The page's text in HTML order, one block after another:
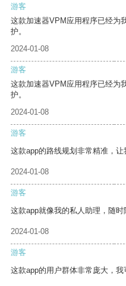
游客
这款加速器VPM应用程序已经为
护。
2024-01-08
游客
这款加速器VPM应用程序已经为
护。
2024-01-08
游客
这款app的路线规划非常精准，让
2024-01-08
游客
这款app就像我的私人助理，随时
2024-01-08
游客
这款app的用户群体非常庞大，我